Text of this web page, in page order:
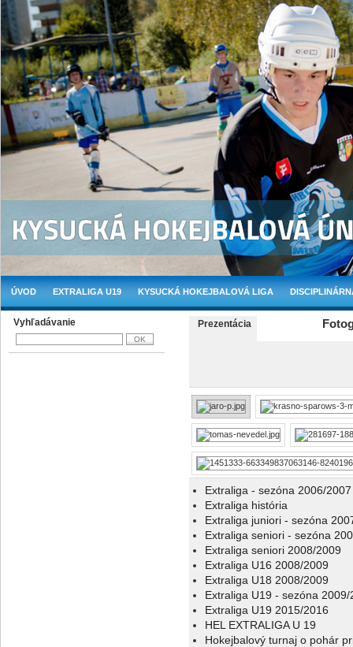
ÚVOD EXTRALIGA U19 KYSUCKÁ HOKEJBALOVÁ LIGA
Vyhľadávanie Prezentácia
Extraliga - sezóna 2006/2007
Extraliga história
Extraliga juniori - sezóna
Extraliga seniori - sezóna
Extraliga seniori 2008/2009
Extraliga U16 2008/2009
Extraliga U18 2008/2009
Extraliga U19 - sezóna 2009/
Extraliga U19 2015/2016
HEL EXTRALIGA U 19
Hokejbalový turnaj o pohár